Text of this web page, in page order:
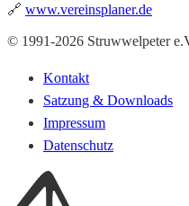
🔗 www.vereinsplaner.de
© 1991-2026 Struwwelpeter
Kontakt
Satzung & Downloads
Impressum
Datenschutz